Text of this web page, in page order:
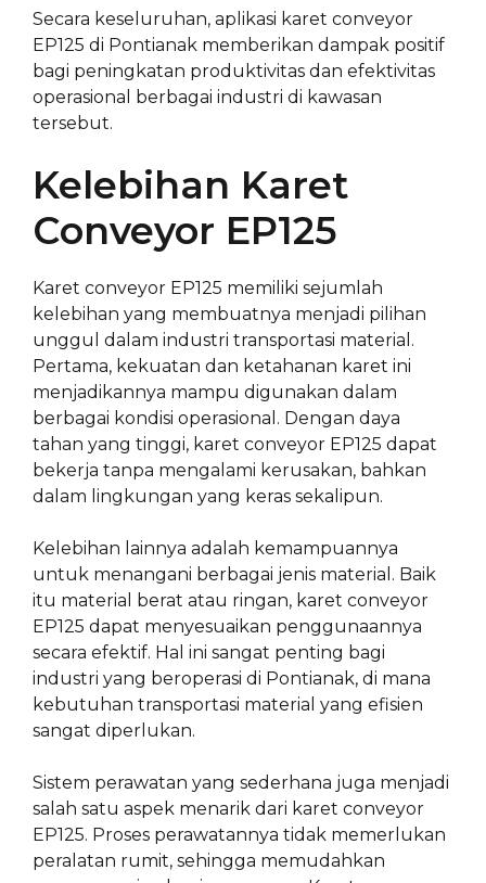
Secara keseluruhan, aplikasi karet conveyor
EP125 di Pontianak memberikan dampak positif
bagi peningkatan produktivitas dan efektivitas
operasional berbagai industri di kawasan
tersebut.
Kelebihan Karet
Conveyor EP125
Karet conveyor EP125 memiliki sejumlah
kelebihan yang membuatnya menjadi pilihan
unggul dalam industri transportasi material.
Pertama, kekuatan dan ketahanan karet ini
menjadikannya mampu digunakan dalam
berbagai kondisi operasional. Dengan daya
tahan yang tinggi, karet conveyor EP125 dapat
bekerja tanpa mengalami kerusakan, bahkan
dalam lingkungan yang keras sekalipun.
Kelebihan lainnya adalah kemampuannya
untuk menangani berbagai jenis material. Baik
itu material berat atau ringan, karet conveyor
EP125 dapat menyesuaikan penggunaannya
secara efektif. Hal ini sangat penting bagi
industri yang beroperasi di Pontianak, di mana
kebutuhan transportasi material yang efisien
sangat diperlukan.
Sistem perawatan yang sederhana juga menjadi
salah satu aspek menarik dari karet conveyor
EP125. Proses perawatannya tidak memerlukan
peralatan rumit, sehingga memudahkan